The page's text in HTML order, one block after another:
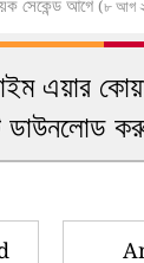
সেকেন্ড আগে (৮ আগ
এয়ার
ডাউনলোড